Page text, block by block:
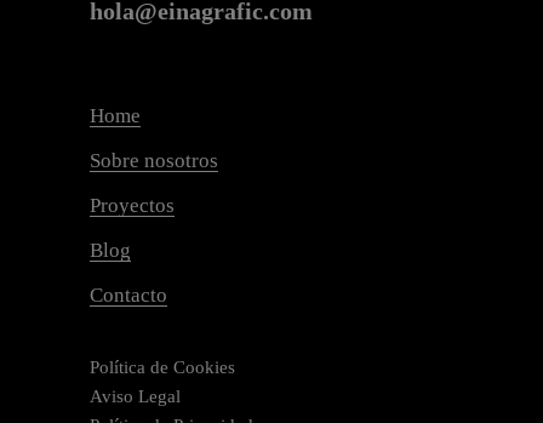
hola@einagrafic.com
Home
Sobre nosotros
Proyectos
Blog
Contacto
Política de Cookies
Aviso Legal